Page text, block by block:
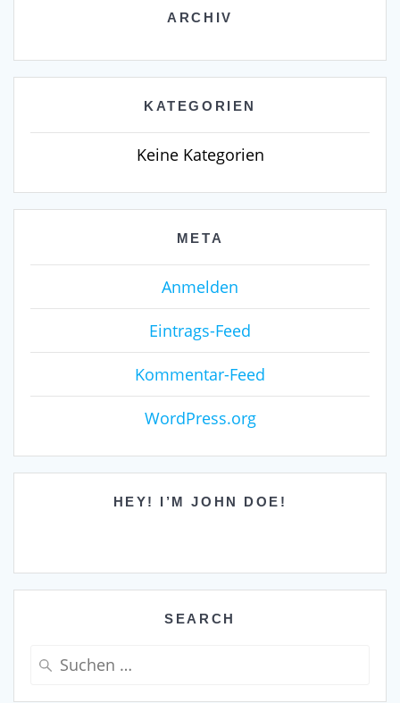
ARCHIV
KATEGORIEN
Keine Kategorien
META
Anmelden
Eintrags-Feed
Kommentar-Feed
WordPress.org
HEY! I’M JOHN DOE!
SEARCH